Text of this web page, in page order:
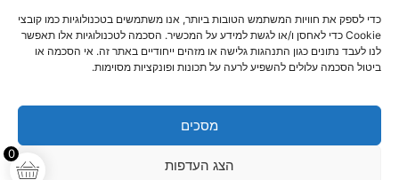
כדי לספק את חוויות המשתמש הטובות ביותר, אנו משתמשים בטכנולוגיות כמו קובצי
Cookie כדי לאחסן ו/או לגשת למידע על המכשיר. הסכמה לטכנולוגיות אלו תאפשר
לנו לעבד נתונים כגון התנהגות גלישה או מזהים ייחודיים באתר זה. אי הסכמה או
ביטול הסכמה עלולים להשפיע לרעה על תכונות ופונקציות מסוימות.
מסכים
הצג העדפות
0
האלה 19
ימי שישי
וערבי חג:
8:30-
15:00
תקנון אתרשלום דיגיטל קידום אורגני מקצועי